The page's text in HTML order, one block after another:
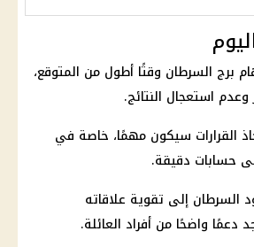
برج السرطان وقتًا أطول من المتوقع،
استعجال النتائج.
القرارات سيكون مهمًا، خاصة في
حسابات دقيقة.
السرطان إلى تقوية علاقاته
دعمًا واضحًا من أفراد العائلة.